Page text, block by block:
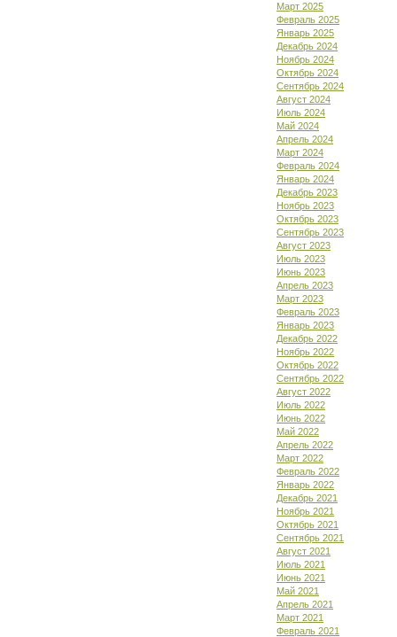
Март 2025
Февраль 2025
Январь 2025
Декабрь 2024
Ноябрь 2024
Октябрь 2024
Сентябрь 2024
Август 2024
Июль 2024
Май 2024
Апрель 2024
Март 2024
Февраль 2024
Январь 2024
Декабрь 2023
Ноябрь 2023
Октябрь 2023
Сентябрь 2023
Август 2023
Июль 2023
Июнь 2023
Апрель 2023
Март 2023
Февраль 2023
Январь 2023
Декабрь 2022
Ноябрь 2022
Октябрь 2022
Сентябрь 2022
Август 2022
Июль 2022
Июнь 2022
Май 2022
Апрель 2022
Март 2022
Февраль 2022
Январь 2022
Декабрь 2021
Ноябрь 2021
Октябрь 2021
Сентябрь 2021
Август 2021
Июль 2021
Июнь 2021
Май 2021
Апрель 2021
Март 2021
Февраль 2021